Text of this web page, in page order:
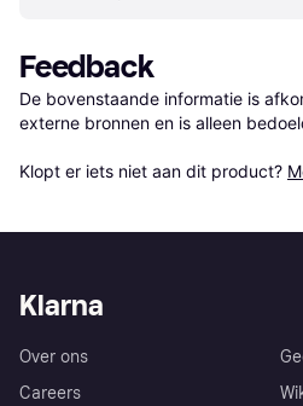
Feedback
De bovenstaande informatie is
externe bronnen en is alleen
Klopt er iets niet aan dit product?
Klarna
Over ons
Careers